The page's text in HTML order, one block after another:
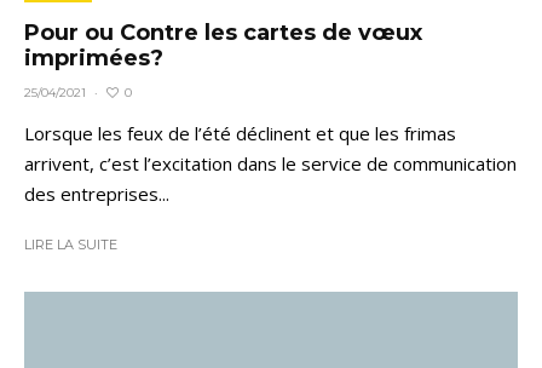
Pour ou Contre les cartes de vœux
imprimées?
25/04/2021 · 0
Lorsque les feux de l’été déclinent et que les frimas
arrivent, c’est l’excitation dans le service de communication
des entreprises...
LIRE LA SUITE